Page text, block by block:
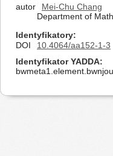
autor
Mei-Chu Chang
Department of
Identyfikatory
DOI
10.4064/aa152-1-3
Identyfikator YADDA